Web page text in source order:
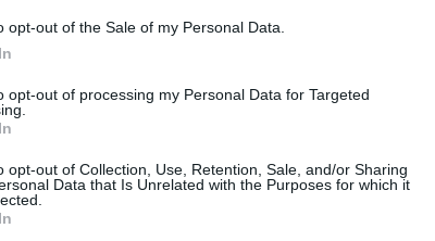
opt-out of the Sale of my Personal Data.
opt-out of processing my Personal Data for Targeted
opt-out of Collection, Use, Retention, Sale, and/or Sharing
Data that Is Unrelated with the Purposes for which it
moneta: triangolo Berardi-Laurienté, l’esterno francese
la conclusione mandando a lato. È l’emblema della
di concretizzare.
a farsi sentire, i due allenatori pescano dalla
4-2 inserendo Matić e Nzola, ma è la mossa di Cuesta a
cambia. Lo svedese prima spaventa Turati con un
destra il cross perfetto: Mateo Pellegrino svetta a